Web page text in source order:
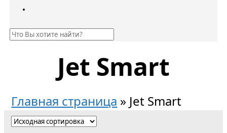
Jet Smart
Главная страница » Jet Smart